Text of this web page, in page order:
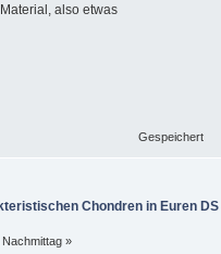
also etwas
Gespeichert
Chondren in Euren DS
»